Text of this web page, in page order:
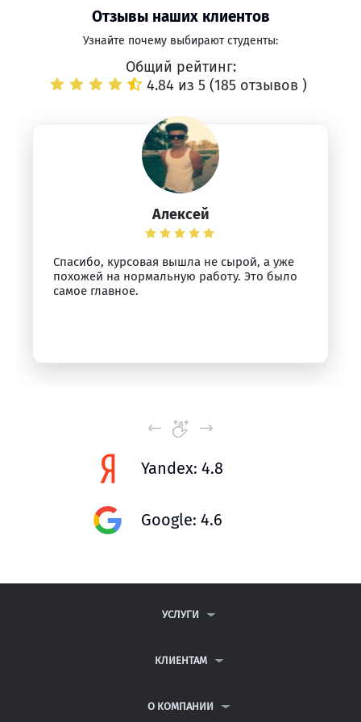
Отзывы наших клиентов
Узнайте почему выбирают студенты:
Общий рейтинг:
4.84 из 5 (185 отзывов )
Алексей
Спасибо, курсовая вышла не сырой, а уже
похожей на нормальную работу. Это было
самое главное.
Yandex: 4.8
Google: 4.6
УСЛУГИ
ДИПЛОМНЫЕ РАБОТЫ
РЕФЕРАТЫ
КЛИЕНТАМ
ВОПРОСЫ И ОТВЕТЫ
О КОМПАНИИ